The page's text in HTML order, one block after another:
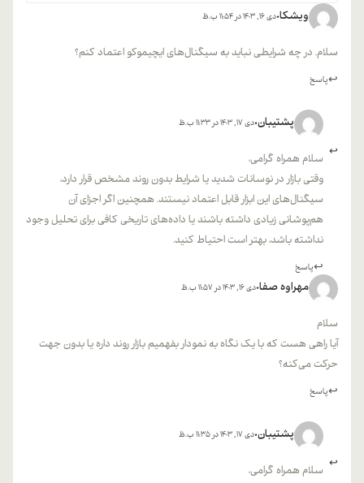
ویشکا دی 16, 1403 در 11:54 ب.ظ
سلام. در چه شرایطی نباید به سیگنال‌های ایچیموکو اعتماد کنم؟
پاسخ
پشتیبان دی 17, 1403 در 11:33 ب.ظ
سلام همراه گرامی،
وقتی بازار در نوسانات شدید یا شرایط بدون روند مشخص قرار دارد،
سیگنال‌های این ابزار قابل اعتماد نیستند. همچنین اگر اجزای آن
هم‌پوشانی زیادی داشته باشند یا داده‌های تاریخی کافی برای تحلیل وجود
نداشته باشد، بهتر است احتیاط کنید.
پاسخ
مهراوه صفا دی 16, 1403 در 11:57 ب.ظ
سلام
آیا راهی هست که با یک نگاه به نمودار بفهمیم بازار روند داره یا بدون جهت
حرکت می‌کنه؟
پاسخ
پشتیبان دی 17, 1403 در 11:35 ب.ظ
سلام همراه گرامی،